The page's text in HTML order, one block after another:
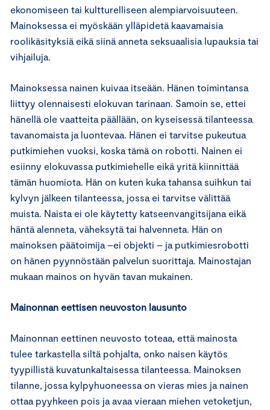
ekonomiseen tai kultturelliseen alempiarvoisuuteen.
Mainoksessa ei myöskään ylläpidetä kaavamaisia
roolikäsityksiä eikä siinä anneta seksuaalisia lupauksia tai
vihjailuja.
Mainoksessa nainen kuivaa itseään. Hänen toimintansa
liittyy olennaisesti elokuvan tarinaan. Samoin se, ettei
hänellä ole vaatteita päällään, on kyseisessä tilanteessa
tavanomaista ja luontevaa. Hänen ei tarvitse pukeutua
putkimiehen vuoksi, koska tämä on robotti. Nainen ei
esiinny elokuvassa putkimiehelle eikä yritä kiinnittää
tämän huomiota. Hän on kuten kuka tahansa suihkun tai
kylvyn jälkeen tilanteessa, jossa ei tarvitse välittää
muista. Naista ei ole käytetty katseenvangitsijana eikä
häntä alenneta, väheksytä tai halvenneta. Hän on
mainoksen päätoimija –ei objekti – ja putkimiesrobotti
on hänen pyynnöstään palvelun suorittaja. Mainostajan
mukaan mainos on hyvän tavan mukainen.
Mainonnan eettisen neuvoston lausunto
Mainonnan eettinen neuvosto toteaa, että mainosta
tulee tarkastella siltä pohjalta, onko naisen käytös
tyypillistä kuvatunkaltaisessa tilanteessa. Mainoksen
tilanne, jossa kylpyhuoneessa on vieras mies ja nainen
ottaa pyyhkeen pois ja avaa vieraan miehen vetoketjun,